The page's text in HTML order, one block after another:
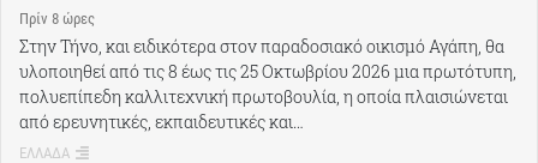
Πρίν 8 ώρες
Στην Τήνο, και ειδικότερα στον παραδοσιακό οικισμό Αγάπη, θα
υλοποιηθεί από τις 8 έως τις 25 Οκτωβρίου 2026 μια πρωτότυπη,
πολυεπίπεδη καλλιτεχνική πρωτοβουλία, η οποία πλαισιώνεται
από ερευνητικές, εκπαιδευτικές και…
ΕΛΛΑΔΑ